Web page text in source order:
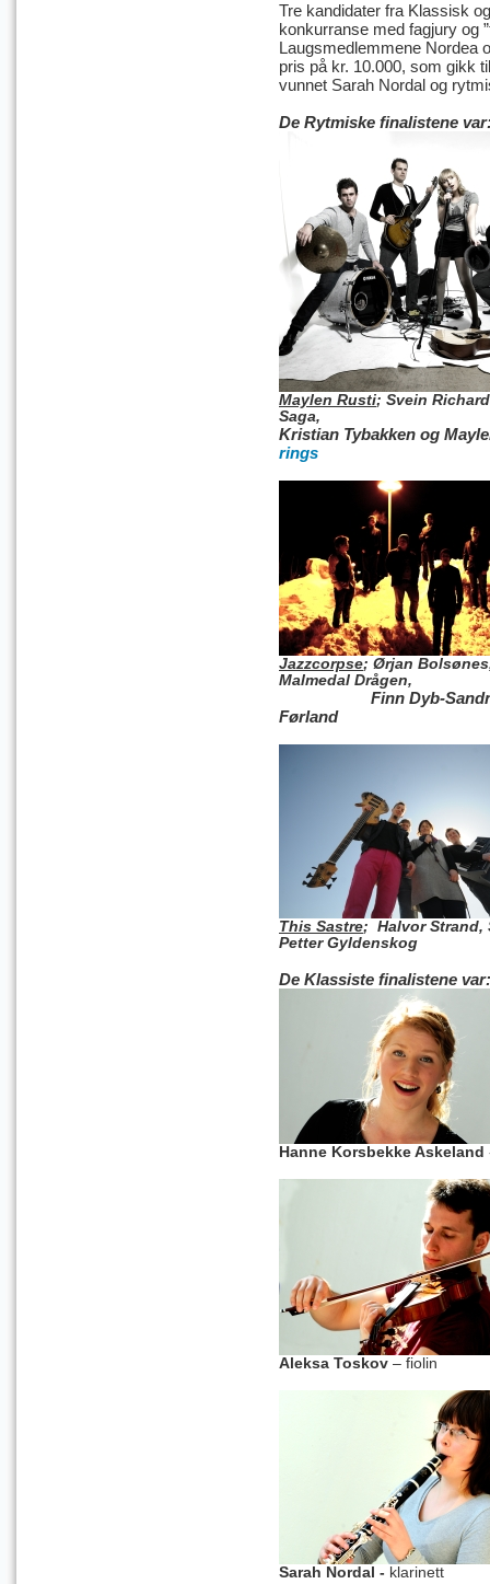
Tre kandidater fra Klassisk
konkurranse med fagjury og
Laugsmedlemmene Nordea
pris på kr. 10.000, som gikk
vunnet Sarah Nordal og
De Rytmiske finalistene
Maylen Rusti; Svein
Saga,
Kristian Tybakken og
rings
Jazzcorpse; Ørjan
Malmedal Drågen,
Finn Dyb-Sandnes,
Førland
This Sastre; Halvor Strand,
Petter Gyldenskog
De Klassiste finalistene var:
Hanne Korsbekke Askeland
Aleksa Toskov – fiolin
Sarah Nordal - klarinett